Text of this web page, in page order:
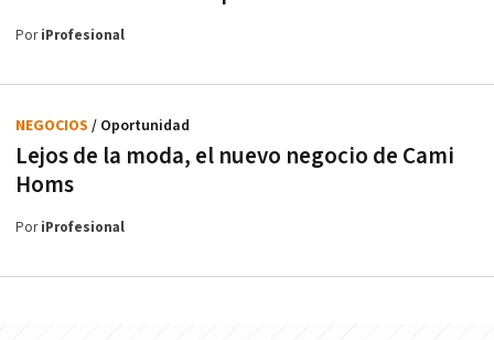
PoriProfesional
Lejos de la moda, el nuevo negocio de Cami
Homs
NEGOCIOS / Oportunidad
PoriProfesional